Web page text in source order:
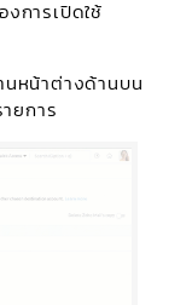
การเปิดใช้
นหน้าต่างด้านบน
ยการ